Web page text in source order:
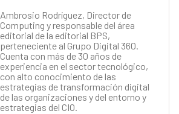
Ambrosio Rodríguez, Director de
Computing y responsable del área
editorial de la editorial BPS,
perteneciente al Grupo Digital 360.
Cuenta con más de 30 años de
experiencia en el sector tecnológico,
con alto conocimiento de las
estrategias de transformación digital
de las organizaciones y del entorno y
estrategias del CIO.